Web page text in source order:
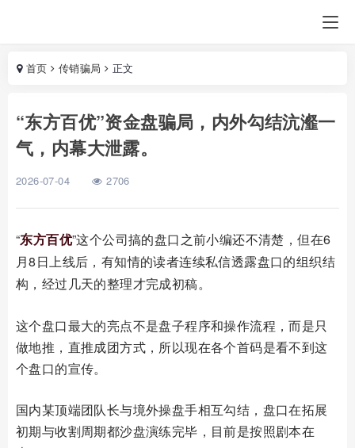
首页 传销骗局 正文
“东方百优”资金盘骗局，内外勾结沆瀣一
气，内幕大泄露。
2026-07-04 2706
“东方百优”这个公司搞的盘口之前小编还不清楚，但在6
月8日上线后，有知情的读者连续私信透露盘口的组织结
构，经过几天的整理才完成初稿。
这个盘口最大的亮点不是盘子程序和操作流程，而是只
做地推，直推成团方式，所以现在各个首码是看不到这
个盘口的宣传。
国内某顶端团队长与境外操盘手相互勾结，盘口在拓展
初期与收割周期都沙盘演练完毕，目前是按照剧本在